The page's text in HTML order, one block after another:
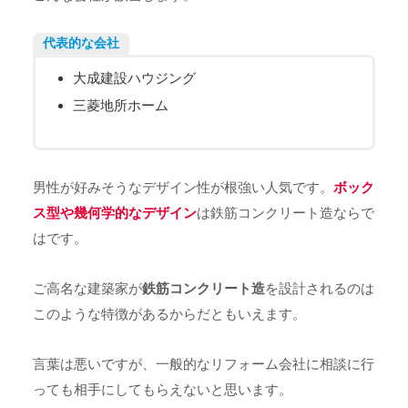
代表的な会社
大成建設ハウジング
三菱地所ホーム
男性が好みそうなデザイン性が根強い人気です。 ボック
ス型や幾何学的なデザインは鉄筋コンクリート造ならで
はです。
ご高名な建築家が鉄筋コンクリート造を設計されるのは
このような特徴があるからだともいえます。
言葉は悪いですが、一般的なリフォーム会社に相談に行
っても相手にしてもらえないと思います。